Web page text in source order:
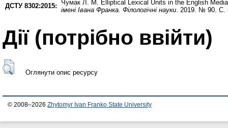
ДСТУ 8302:2015: Чумак Л. М.
Elliptical Lexical Units in the English
імені Івана Франка. Філологічні науки . 2019. № 90. С.
Дії ​​(потрібно ввійти)
Оглянути опис ресурсу
© 2008–2026 Zhytomyr Ivan Franko State University